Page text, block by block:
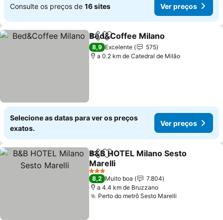
Consulte os preços de 16 sites Ver preços
PartilharAdicionar aos favoritos
Bed&Coffee Milano
8,9 Excelente
575
a 0.2 km de Catedral de Milão
Selecione as datas para ver os preços
exatos.
Ver preços
PartilharAdicionar aos favoritos
B&B HOTEL Milano Sesto
Marelli
Ver preços
3 Estrelas
8,2 Muito boa
7.804
a 4.4 km de Bruzzano
Perto do metrô Sesto Marelli